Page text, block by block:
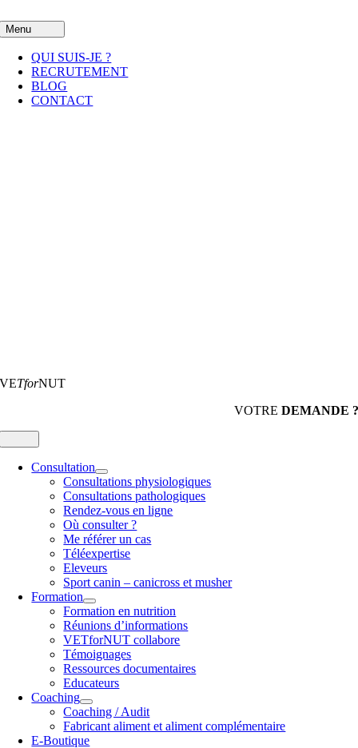
au
contenu
Menu
QUI SUIS-JE ?
RECRUTEMENT
BLOG
CONTACT
VETforNUT
VOTRE DEMANDE ?
Navigation
Consultation
Consultations physiologiques
Consultations pathologiques
Rendez-vous en ligne
Où consulter ?
Me référer un cas
Téléexpertise
Eleveurs
Sport canin – canicross et musher
Formation
Formation en nutrition
Réunions d’informations
VETforNUT collabore
Témoignages
Ressources documentaires
Educateurs
Coaching
Coaching / Audit
Fabricant aliment et aliment complémentaire
E-Boutique